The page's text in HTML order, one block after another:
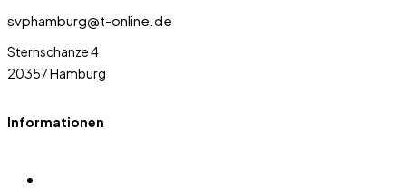
svphamburg@t-online.de
Sternschanze 4
20357 Hamburg
Informationen